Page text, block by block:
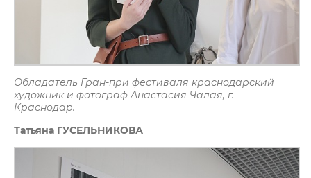
Обладатель Гран-при фестиваля краснодарский
художник и фотограф Анастасия Чалая, г.
Краснодар.
Татьяна ГУСЕЛЬНИКОВА